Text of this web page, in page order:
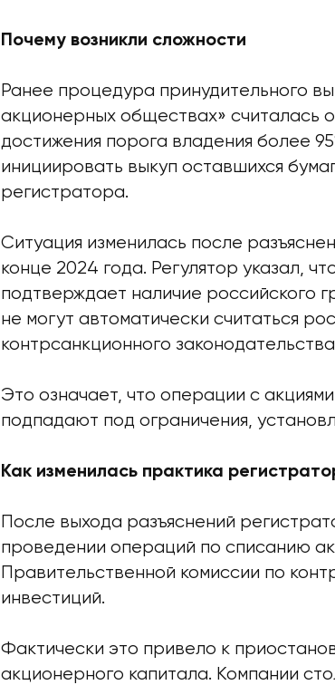
Почему возникли сложности
Ранее процедура принудительного
акционерных обществах» считалась
достижения порога владения более
инициировать выкуп оставшихся
регистратора.
Ситуация изменилась после
конце 2024 года. Регулятор указал,
подтверждает наличие российского
не могут автоматически считаться
контрсанкционного
Это означает, что операции с
подпадают под ограничения,
Как изменилась практика
После выхода разъяснений
проведении операций по списанию
Правительственной комиссии по
инвестиций.
Фактически это привело к
акционерного капитала. Компании